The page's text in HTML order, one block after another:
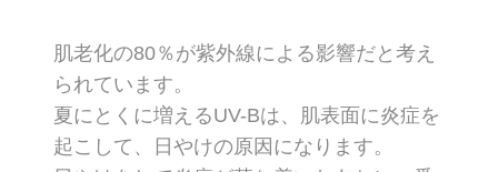
肌老化の80％が紫外線による影響だと考え
られています。
夏にとくに増えるUV-Bは、肌表面に炎症を
起こして、日やけの原因になります。